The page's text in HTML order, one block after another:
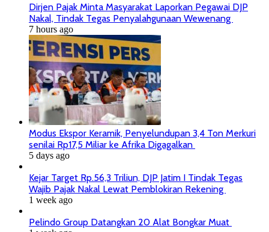
Dirjen Pajak Minta Masyarakat Laporkan Pegawai DJP
Nakal, Tindak Tegas Penyalahgunaan Wewenang
7 hours ago
Modus Ekspor Keramik, Penyelundupan 3,4 Ton Merkuri
senilai Rp17,5 Miliar ke Afrika Digagalkan
5 days ago
Kejar Target Rp.56,3 Triliun, DJP Jatim I Tindak Tegas
Wajib Pajak Nakal Lewat Pemblokiran Rekening
1 week ago
Pelindo Group Datangkan 20 Alat Bongkar Muat